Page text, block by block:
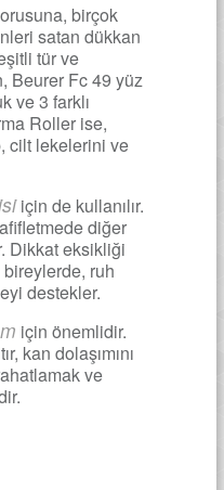
birçok
satan dükkan
tür ve
Beurer Fc 49 yüz
ve 3 farklı
Roller ise,
cilt lekelerini ve
için de kullanılır.
diğer
Dikkat eksikliği
ruh
destekler.
için önemlidir.
kan dolaşımını
ve